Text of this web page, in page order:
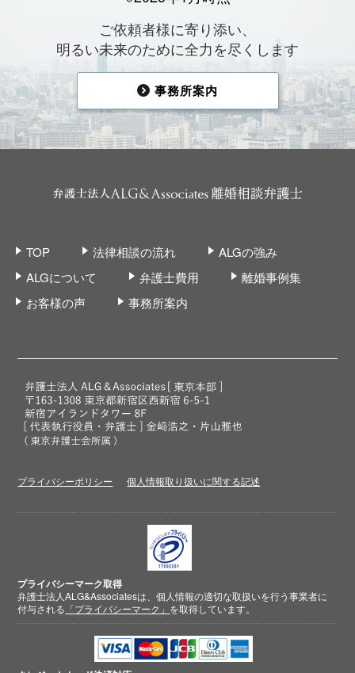
ご依頼者様に寄り添い、
明るい未来のために全力を尽くします
事務所案内
TOP 法律相談の流れ
ALGの強み
ALGについて
弁護士費用
離婚事例集
お客様の声
事務所案内
プライバシーポリシー 個人情報取り扱いに関する記述
プライバシーマーク取得
弁護士法人ALG&Associatesは、個人情報の適切な取扱いを行う事業者に
付与される 「プライバシーマーク」 を取得しています。